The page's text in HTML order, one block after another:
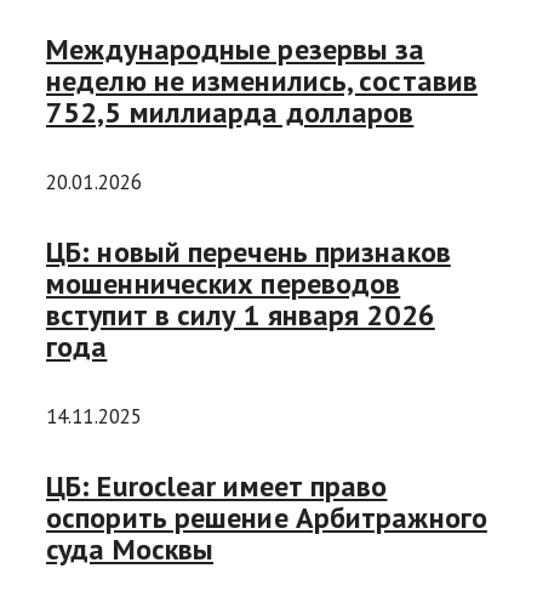
Международные резервы за
неделю не изменились, составив
752,5 миллиарда долларов
20.01.2026
ЦБ: новый перечень признаков
мошеннических переводов
вступит в силу 1 января 2026
года
14.11.2025
ЦБ: Euroclear имеет право
оспорить решение Арбитражного
суда Москвы